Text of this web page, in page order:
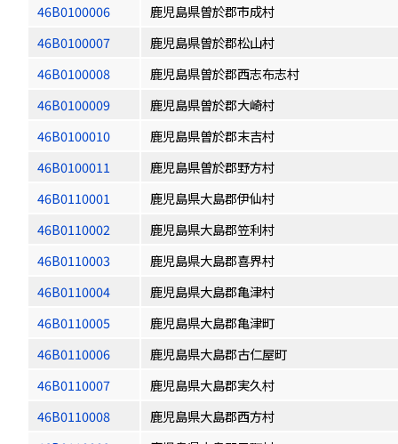
46B0100006
鹿児島県曽於郡市成村
46B0100007
鹿児島県曽於郡松山村
46B0100008
鹿児島県曽於郡西志布志村
46B0100009
鹿児島県曽於郡大崎村
46B0100010
鹿児島県曽於郡末吉村
46B0100011
鹿児島県曽於郡野方村
46B0110001
鹿児島県大島郡伊仙村
46B0110002
鹿児島県大島郡笠利村
46B0110003
鹿児島県大島郡喜界村
46B0110004
鹿児島県大島郡亀津村
46B0110005
鹿児島県大島郡亀津町
46B0110006
鹿児島県大島郡古仁屋町
46B0110007
鹿児島県大島郡実久村
46B0110008
鹿児島県大島郡西方村